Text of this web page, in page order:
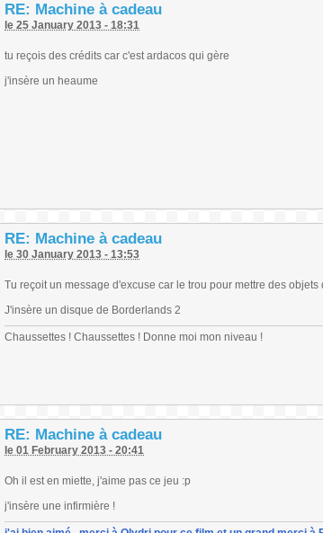
RE: Machine à cadeau
le 25 January 2013 - 18:31
tu reçois des crédits car c'est ardacos qui gère
j'insère un heaume
RE: Machine à cadeau
le 30 January 2013 - 13:53
Tu reçoit un message d'excuse car le trou pour mettre des
J'insère un disque de Borderlands 2
Chaussettes ! Chaussettes ! Donne moi mon niveau !
RE: Machine à cadeau
le 01 February 2013 - 20:41
Oh il est en miette, j'aime pas ce jeu :p
j'insère une infirmière !